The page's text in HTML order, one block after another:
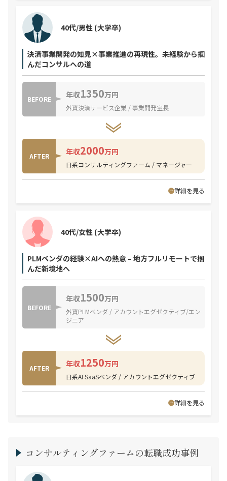
決済事業開発の知見×事業推進の再現性。未経験から掴
んだコンサルへの道
40代/男性 (大学卒)
BEFORE 年収1350万円
外資決済サービス企業 / 事業開発室長
AFTER 年収2000万円
日系コンサルティングファーム / マネージャー
詳細を見る
PLMベンダの経験×AIへの熱意 – 地方フルリモートで掴
んだ新境地へ
40代/女性 (大学卒)
BEFORE
年収1500万円
外資PLMベンダ / アカウントエグゼクティブ/エン
ジニア
AFTER 年収1250万円
日系AI SaaSベンダ / アカウントエグゼクティブ
詳細を見る
コンサルティングファームの転職成功事例